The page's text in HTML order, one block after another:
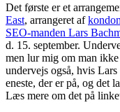
Det første er et
East, arrangeret af
SEO-manden Lars
d. 15. september.
men lur mig om man
undervejs også, hvis
eneste, der er på, og det
Læs mere om det på